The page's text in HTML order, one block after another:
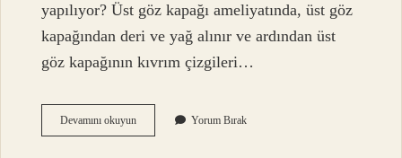
yapılıyor? Üst göz kapağı ameliyatında, üst göz
kapağından deri ve yağ alınır ve ardından üst
göz kapağının kıvrım çizgileri…
Devamını okuyunÜst
Göz
Yorum Bırak